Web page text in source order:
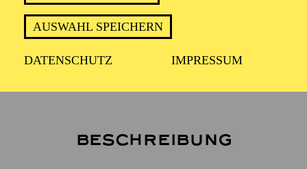
AUSWAHL SPEICHERN
DATENSCHUTZ IMPRESSUM
Ganz neu in dieser Spielzeit: die "Music Lectures" mit
Prof. Andreas Jacob. An fünf Terminen führt er jeweils
vor dem Konzert in eine Epoche der Musikgeschichte
Beschreibung